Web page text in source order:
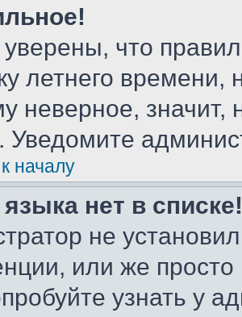
что
летнего
неверное, значит,
Уведомите
началу
нет в списке!
не
или же
узнать у